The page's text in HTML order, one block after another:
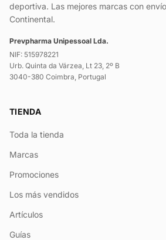
deportiva. Las mejores marcas con
Continental.
Prevpharma Unipessoal Lda.
NIF: 515978221
Urb. Quinta da Várzea, Lt 23, 2º B
3040-380 Coimbra, Portugal
TIENDA
Toda la tienda
Marcas
Promociones
Los más vendidos
Artículos
Guías